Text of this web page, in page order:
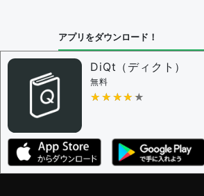
アプリをダウンロード！
DiQt（ディクト）
無料
★★★★★
★★★★★